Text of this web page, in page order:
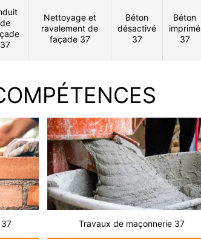
de
37
Nettoyage et
ravalement de
façade 37
Béton
désactivé
37
Béton
imprimé
37
Travaux de maçonnerie 37